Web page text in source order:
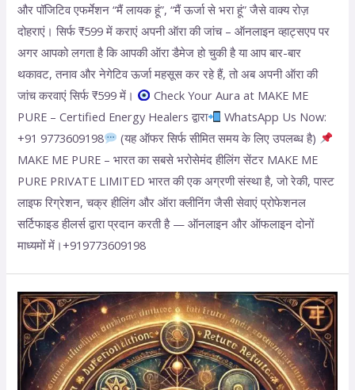
और पॉजिटिव एफर्मेशन “मैं लायक हूं”, “मैं ऊर्जा से भरा हूं” जैसे वाक्य रोज़
दोहराएं। सिर्फ ₹599 में कराएं अपनी ऑरा की जांच – ऑनलाइन व्हाट्सएप पर
अगर आपको लगता है कि आपकी ऑरा डैमेज हो चुकी है या आप बार-बार
थकावट, तनाव और नेगेटिव ऊर्जा महसूस कर रहे हैं, तो अब अपनी ऑरा की
जांच करवाएं सिर्फ ₹599 में।
Check Your Aura at MAKE ME
PURE – Certified Energy Healers द्वारा
WhatsApp Us Now:
+91 9773609198
(यह ऑफर सिर्फ सीमित समय के लिए उपलब्ध है)
MAKE ME PURE – भारत का सबसे भरोसेमंद हीलिंग सेंटर MAKE ME
PURE PRIVATE LIMITED भारत की एक अग्रणी संस्था है, जो रेकी, पास्ट
लाइफ रिग्रेशन, चक्र हीलिंग और ऑरा क्लीनिंग जैसी सेवाएं प्रोफेशनल
सर्टिफाइड हीलर्स द्वारा प्रदान करती है — ऑनलाइन और ऑफलाइन दोनों
माध्यमों में।+919773609198